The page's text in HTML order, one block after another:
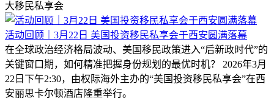
大移民私享会
活动回顾｜3月22日 美国投资移民私享会于西安圆满落幕
在全球政治经济格局波动、美国移民政策进入“后新政时代”的
关键窗口期，如何精准把握身份规划的最优时机？ 2026年3月
22日下午2:30，由权际海外主办的“美国投资移民私享会”在西
安丽思卡尔顿酒店隆重举行。